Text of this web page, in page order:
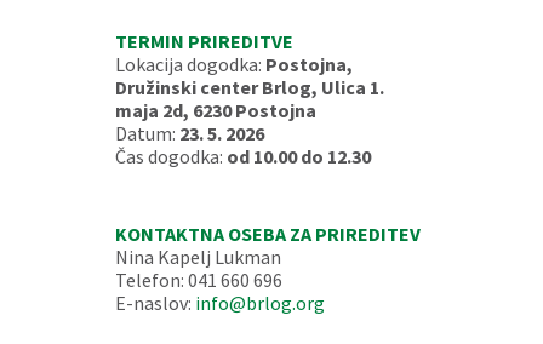
TERMIN PRIREDITVE
Lokacija dogodka: Postojna,
Družinski center Brlog, Ulica 1.
maja 2d, 6230 Postojna
Datum: 23. 5. 2026
Čas dogodka: od 10.00 do 12.30
KONTAKTNA OSEBA ZA PRIREDITEV
Nina Kapelj Lukman
Telefon: 041 660 696
E-naslov: info@brlog.org